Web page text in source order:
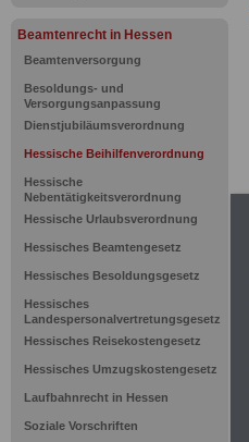
Beamtenrecht in Hessen
Beamtenversorgung
Besoldungs- und
Versorgungsanpassung
Dienstjubiläumsverordnung
Hessische Beihilfenverordnung
Hessische
Nebentätigkeitsverordnung
Hessische Urlaubsverordnung
Hessisches Beamtengesetz
Hessisches Besoldungsgesetz
Hessisches
Landespersonalvertretungsgesetz
Hessisches Reisekostengesetz
Hessisches Umzugskostengesetz
Laufbahnrecht in Hessen
Soziale Vorschriften